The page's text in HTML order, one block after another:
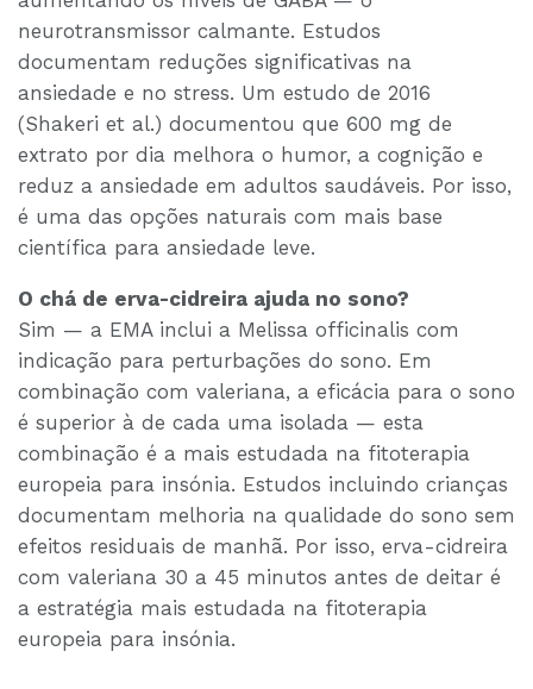
neurotransmissor calmante. Estudos
documentam reduções significativas na
ansiedade e no stress. Um estudo de 2016
(Shakeri et al.) documentou que 600 mg de
extrato por dia melhora o humor, a cognição e
reduz a ansiedade em adultos saudáveis. Por isso,
é uma das opções naturais com mais base
científica para ansiedade leve.
O chá de erva-cidreira ajuda no sono?
Sim — a EMA inclui a Melissa officinalis com
indicação para perturbações do sono. Em
combinação com valeriana, a eficácia para o sono
é superior à de cada uma isolada — esta
combinação é a mais estudada na fitoterapia
europeia para insónia. Estudos incluindo crianças
documentam melhoria na qualidade do sono sem
efeitos residuais de manhã. Por isso, erva-cidreira
com valeriana 30 a 45 minutos antes de deitar é
a estratégia mais estudada na fitoterapia
europeia para insónia.